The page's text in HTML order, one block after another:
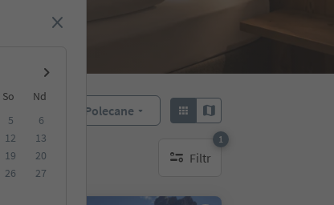
So
Nd
5
6
12
13
19
20
26
27
Polecane
Filtr
1
1 aktywny filtr